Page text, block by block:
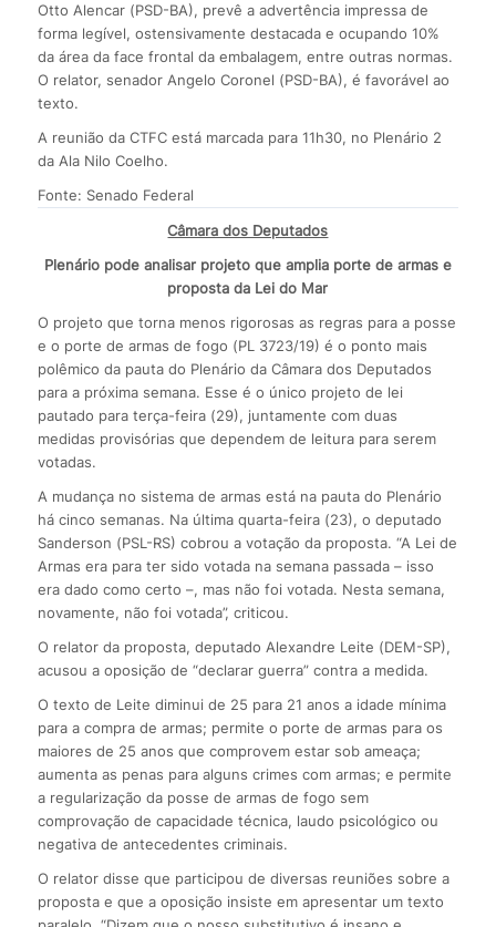
Otto Alencar (PSD-BA), prevê a advertência impressa de
forma legível, ostensivamente destacada e ocupando 10%
da área da face frontal da embalagem, entre outras normas.
O relator, senador Angelo Coronel (PSD-BA), é favorável ao
texto.
A reunião da CTFC está marcada para 11h30, no Plenário 2
da Ala Nilo Coelho.
Fonte: Senado Federal
Câmara dos Deputados
Plenário pode analisar projeto que amplia porte de armas e
proposta da Lei do Mar
O projeto que torna menos rigorosas as regras para a posse
e o porte de armas de fogo (PL 3723/19) é o ponto mais
polêmico da pauta do Plenário da Câmara dos Deputados
para a próxima semana. Esse é o único projeto de lei
pautado para terça-feira (29), juntamente com duas
medidas provisórias que dependem de leitura para serem
votadas.
A mudança no sistema de armas está na pauta do Plenário
há cinco semanas. Na última quarta-feira (23), o deputado
Sanderson (PSL-RS) cobrou a votação da proposta. “A Lei de
Armas era para ter sido votada na semana passada – isso
era dado como certo –, mas não foi votada. Nesta semana,
novamente, não foi votada”, criticou.
O relator da proposta, deputado Alexandre Leite (DEM-SP),
acusou a oposição de “declarar guerra” contra a medida.
O texto de Leite diminui de 25 para 21 anos a idade mínima
para a compra de armas; permite o porte de armas para os
maiores de 25 anos que comprovem estar sob ameaça;
aumenta as penas para alguns crimes com armas; e permite
a regularização da posse de armas de fogo sem
comprovação de capacidade técnica, laudo psicológico ou
negativa de antecedentes criminais.
O relator disse que participou de diversas reuniões sobre a
proposta e que a oposição insiste em apresentar um texto